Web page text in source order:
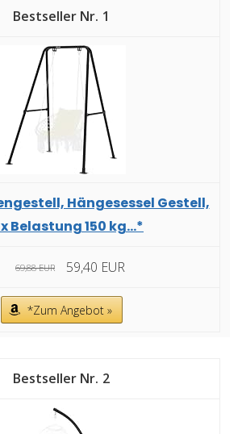
1
Hängesessel Gestell,
Belastung 150 kg...*
69,88 EUR 59,40 EUR
*Zum Angebot »
2